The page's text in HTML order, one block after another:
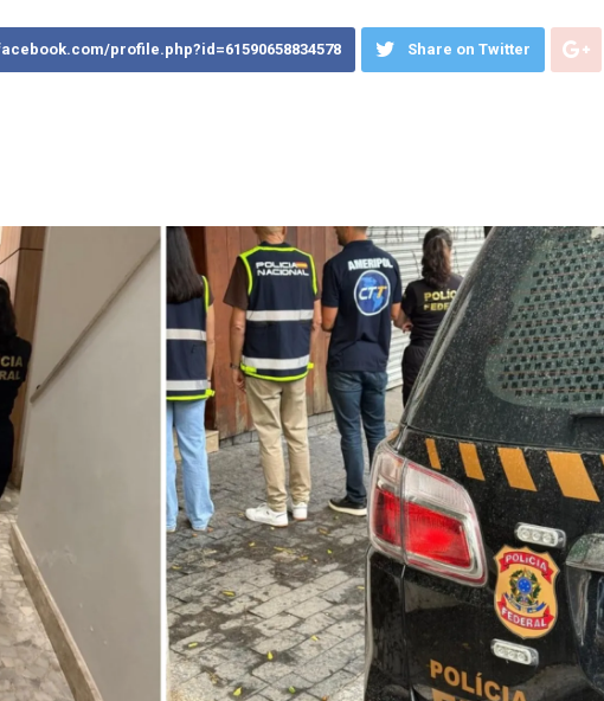
profile.php?id=61590658834578 Share on Twitter